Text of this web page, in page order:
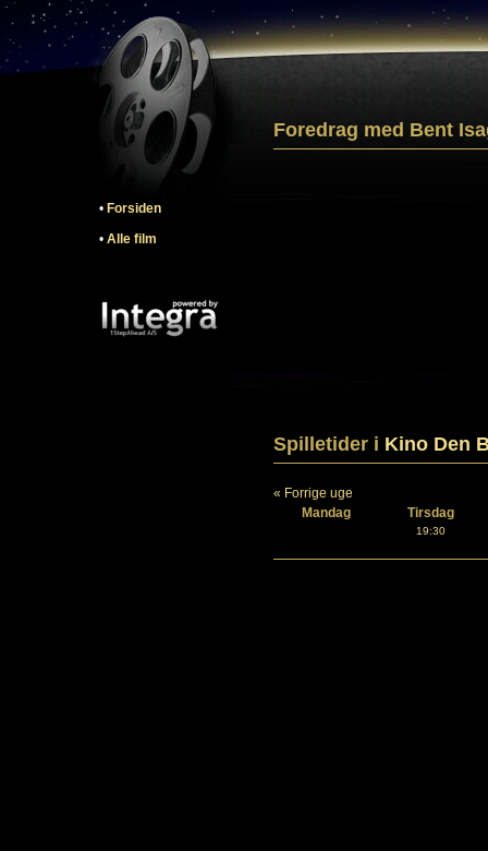
• Forsiden
• Alle film
Foredrag med Bent
Spilletider i Kino Den
« Forrige uge
Mandag
Tirsdag
19:30